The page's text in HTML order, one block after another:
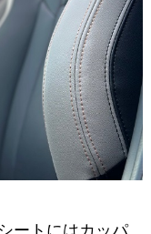
ートにはカッパ